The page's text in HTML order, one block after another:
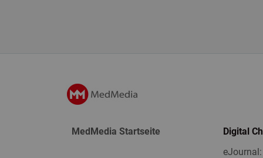
MedMedia Startseite
Digital